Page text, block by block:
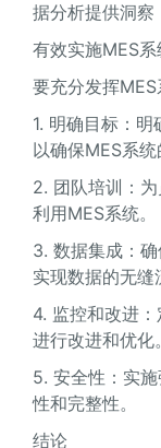
据分析提供洞察
有效实施MES系
要充分发挥
1. 明确目标：明
以确保MES系统
2. 团队培训：
利用MES系统。
3. 数据集成：
实现数据的无缝
4. 监控和改进
进行改进和优化。
5. 安全性：实
性和完整性。
结论